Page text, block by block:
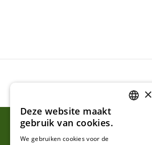
Klantenservice
×
Deze website maakt
gebruik van cookies.
We gebruiken cookies voor de